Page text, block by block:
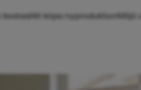
bostadAtt köpa nyproduktionMiljö